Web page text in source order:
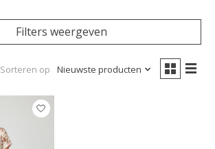
Filters weergeven
Sorteren op Nieuwste producten